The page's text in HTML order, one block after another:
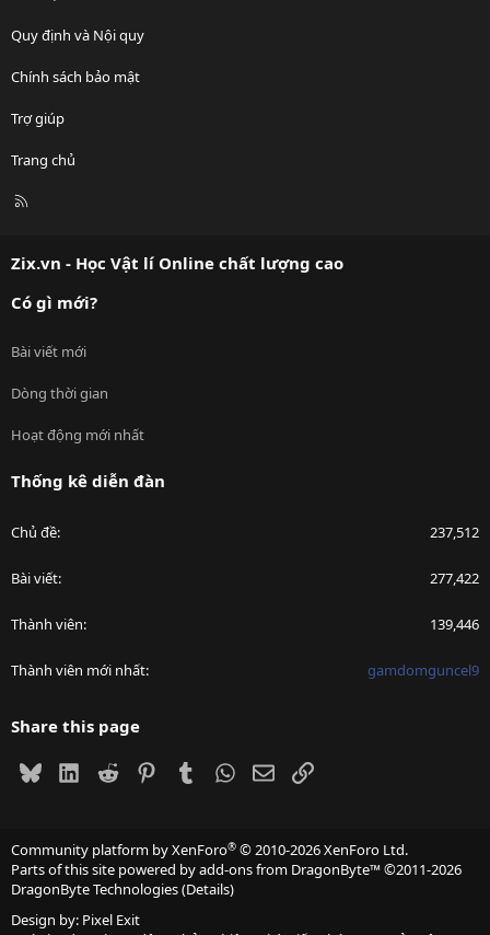
Quy định và Nội quy
Chính sách bảo mật
Trợ giúp
Trang chủ
R
Zix.vn - Học Vật lí Online chất lượng cao
Có gì mới?
Bài viết mới
Dòng thời gian
Hoạt động mới nhất
Thống kê diễn đàn
Chủ đề 237,512
Bài viết 277,422
Thành viên 139,446
Thành viên mới nhất gamdomguncel9
Share this page
BlueskyLinkedIn
Reddit PinterestTumblrWhatsApp
EmailLink
Community platform by XenForo® © 2010-2026 XenForo Ltd.
Parts of this site powered byadd-ons from DragonByte™©2011-2026
DragonByte Technologies(Details)
Design by: Pixel Exit